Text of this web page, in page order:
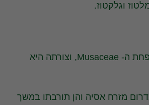
וגלקטוז.
בננה, שייכות למשפחת ה- Musaceae, וצורתה היא
מזרח אסיה והן תורבתו במשך